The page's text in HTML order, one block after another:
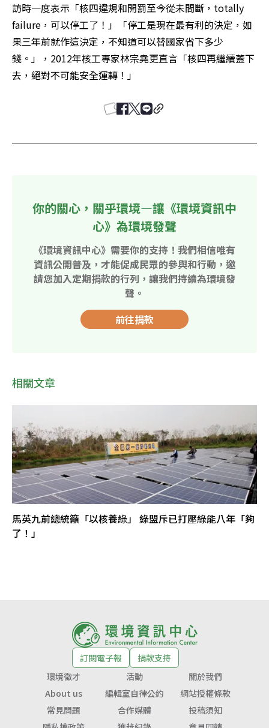
訪時一度表示「核四違規和開罰至今從未間斷，totally
failure，可以停工了！」「停工是現在最有利的決定，如
果三年前就作這決定，不知道可以替國家省下多少
錢。」，2012年核工專家林宗堯更直言「核四再繼續蓋下
去，絕對不可能安全運轉！」
你的關心，關乎環境—讓《環境資訊中
心》為環境發聲
《環境資訊中心》需要你的支持！我們相信唯有
資訊公開普及，才能促成民眾的參與和行動，邀
請您加入定期捐款的行列，讓我們持續為環境發
聲。
前往捐款
相關文章
馬英九前總統籲「以核養綠」 綠盟斥已打壓綠能八年「夠
了！」
訂閱電子報
捐款支持
環境徵才
活動
關於我們
About us
編輯室自律公約
網站授權條款
常見問題
合作媒體
投稿須知